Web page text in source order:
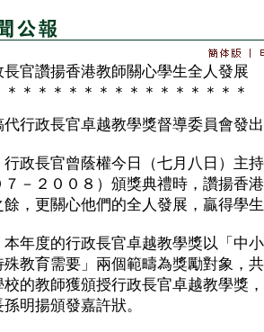
長官讚揚香港教師關心學生全人發展
＊＊＊＊＊＊＊＊＊＊＊＊＊＊＊＊
代行政長官卓越教學獎督導委員會發
長官曾蔭權今日（七月八日）主持
７－２００８）頒獎典禮時，讚揚香
餘，更關心他們的全人發展，贏得學
度的行政長官卓越教學獎以「中小
殊教育需要」兩個範疇為獎勵對象，
校的教師獲頒授行政長官卓越教學獎
孫明揚頒發嘉許狀。